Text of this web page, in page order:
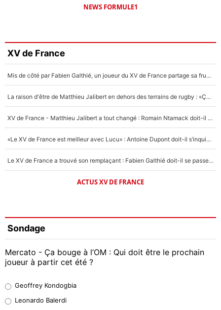
NEWS FORMULE1
XV de France
Mis de côté par Fabien Galthié, un joueur du XV de France partage sa frustration : «ils ne me l’ont pas dit tout de suite»
La raison d'être de Matthieu Jalibert en dehors des terrains de rugby : «Ça m'atteint autant que si tu touches à un membre de ma famille»
XV de France - Matthieu Jalibert a tout changé : Romain Ntamack doit-il s’inquiéter pour sa place à un an de la Coupe du monde ?
«Le XV de France est meilleur avec Lucu» : Antoine Dupont doit-il s’inquiéter pour sa place ?
Le XV de France a trouvé son remplaçant : Fabien Galthié doit-il se passer d'Antoine Dupont ?
ACTUS XV DE FRANCE
Sondage
Mercato - Ça bouge à l’OM : Qui doit être le prochain
joueur à partir cet été ?
38%
Geoffrey Kondogbia
Leonardo Balerdi